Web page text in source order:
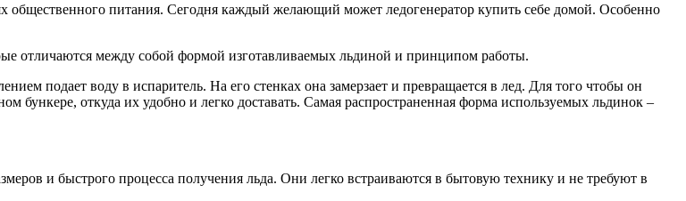
общественного питания. Сегодня каждый желающий может ледогенератор купить себе домой. Особенно
отличаются между собой формой изготавливаемых льдиной и принципом работы.
подает воду в испаритель. На его стенках она замерзает и превращается в лед. Для того чтобы он
бункере, откуда их удобно и легко доставать. Самая распространенная форма используемых льдинок –
и быстрого процесса получения льда. Они легко встраиваются в бытовую технику и не требуют в